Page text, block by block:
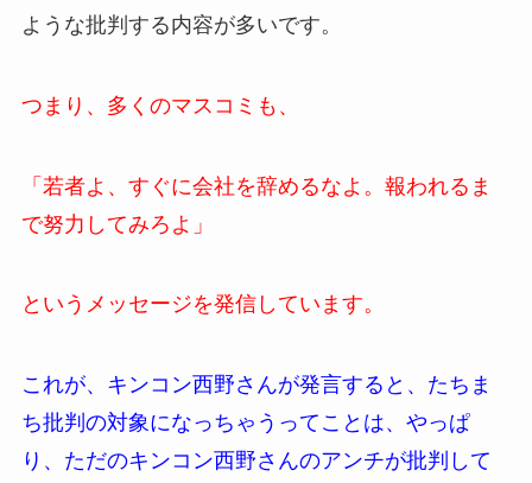
ような批判する内容が多いです。
つまり、多くのマスコミも、
「若者よ、すぐに会社を辞めるなよ。報われるま
で努力してみろよ」
というメッセージを発信しています。
これが、キンコン西野さんが発言すると、たちま
ち批判の対象になっちゃうってことは、やっぱ
り、ただのキンコン西野さんのアンチが批判して